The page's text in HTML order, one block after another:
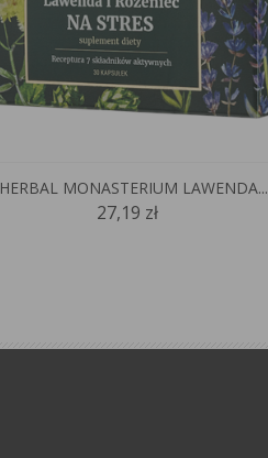
HERBAL MONASTERIUM LAWENDA...
27,19 zł